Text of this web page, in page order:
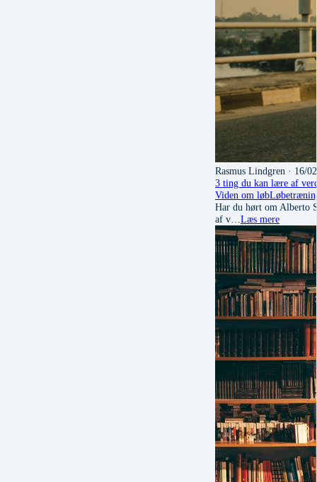
Rasmus Lindgren · 16/
3 ting du kan lære af
Viden om løb
Har du hørt om Alberto
af v… Læs mere